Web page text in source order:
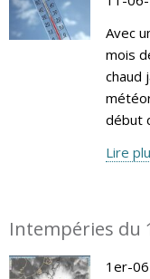
Avec
mois
chaud
début
Lire
Intempéries du
1er-